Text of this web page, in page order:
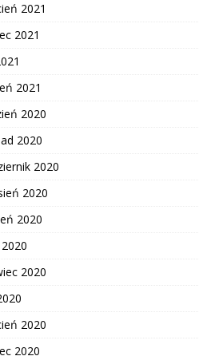
2021
2021
2021
2020
2020
2020
2020
2020
2020
2020
2020